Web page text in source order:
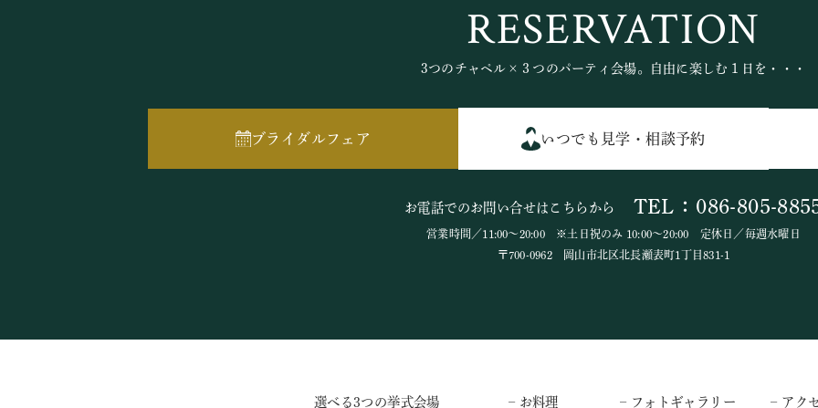
RESERVATION
3つのチャペル×３つのパーティ会場。自由に楽しむ１日を・・・
ブライダルフェア いつでも見学・相談予約
お電話でのお問い合せはこちらから TEL：086-805-
営業時間／11:00～20:00 ※土日祝のみ 10:00～20:00 定休日／毎週水曜日
〒700-0962 岡山市北区北長瀬表町1丁目831-1
選べる3つの挙式会場 – お料理 – フォトギャラリー – アク